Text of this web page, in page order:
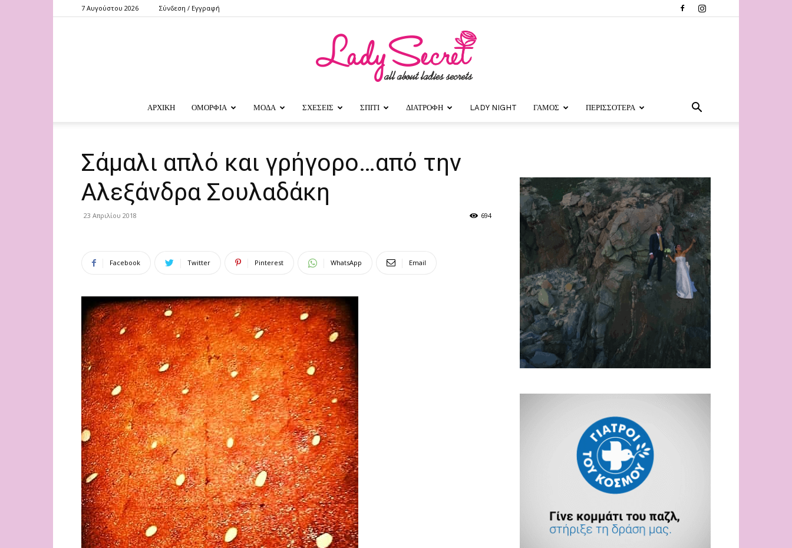
7 Αυγούστου 2026 Σύνδεση / Εγγραφή
ΑΡΧΙΚΗ ΟΜΟΡΦΙΑ ΜΟΔΑ ΣΧΕΣΕΙΣ ΣΠΙΤΙ ΔΙΑΤΡΟΦΗ LADY NIGHT ΓΑΜΟΣ ΠΕΡΙΣΣΟΤΕΡΑ
Σάμαλι απλό και γρήγορο…από την
Αλεξάνδρα Σουλαδάκη
23 Απριλίου 2018 694
Facebook Twitter Pinterest WhatsApp Email